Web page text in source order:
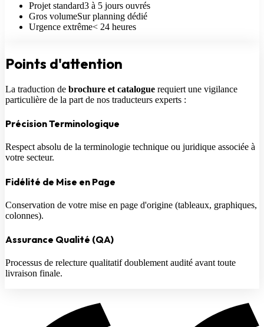
Projet standard3 à 5 jours ouvrés
Gros volumeSur planning dédié
Urgence extrême< 24 heures
Points d'attention
La traduction de brochure et catalogue requiert une vigilance
particulière de la part de nos traducteurs experts :
Précision Terminologique
Respect absolu de la terminologie technique ou juridique associée à
votre secteur.
Fidélité de Mise en Page
Conservation de votre mise en page d'origine (tableaux, graphiques,
colonnes).
Assurance Qualité (QA)
Processus de relecture qualitatif doublement audité avant toute
livraison finale.